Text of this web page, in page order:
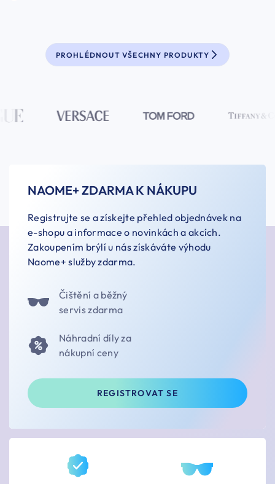
PROHLÉDNOUT VŠECHNY PRODUKTY
NAOME+ ZDARMA K NÁKUPU
Registrujte se a získejte přehled objednávek na
e-shopu a informace o novinkách a akcích.
Zakoupením brýlí u nás získáváte výhodu
Naome+ služby zdarma.
Čištění a běžný
servis zdarma
Náhradní díly za
nákupní ceny
REGISTROVAT SE